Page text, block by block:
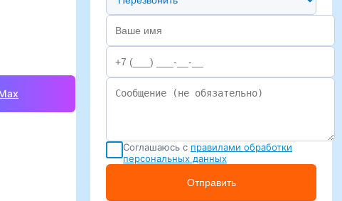
Соглашаюсь с правилами обработки
персональных данных
Отправить